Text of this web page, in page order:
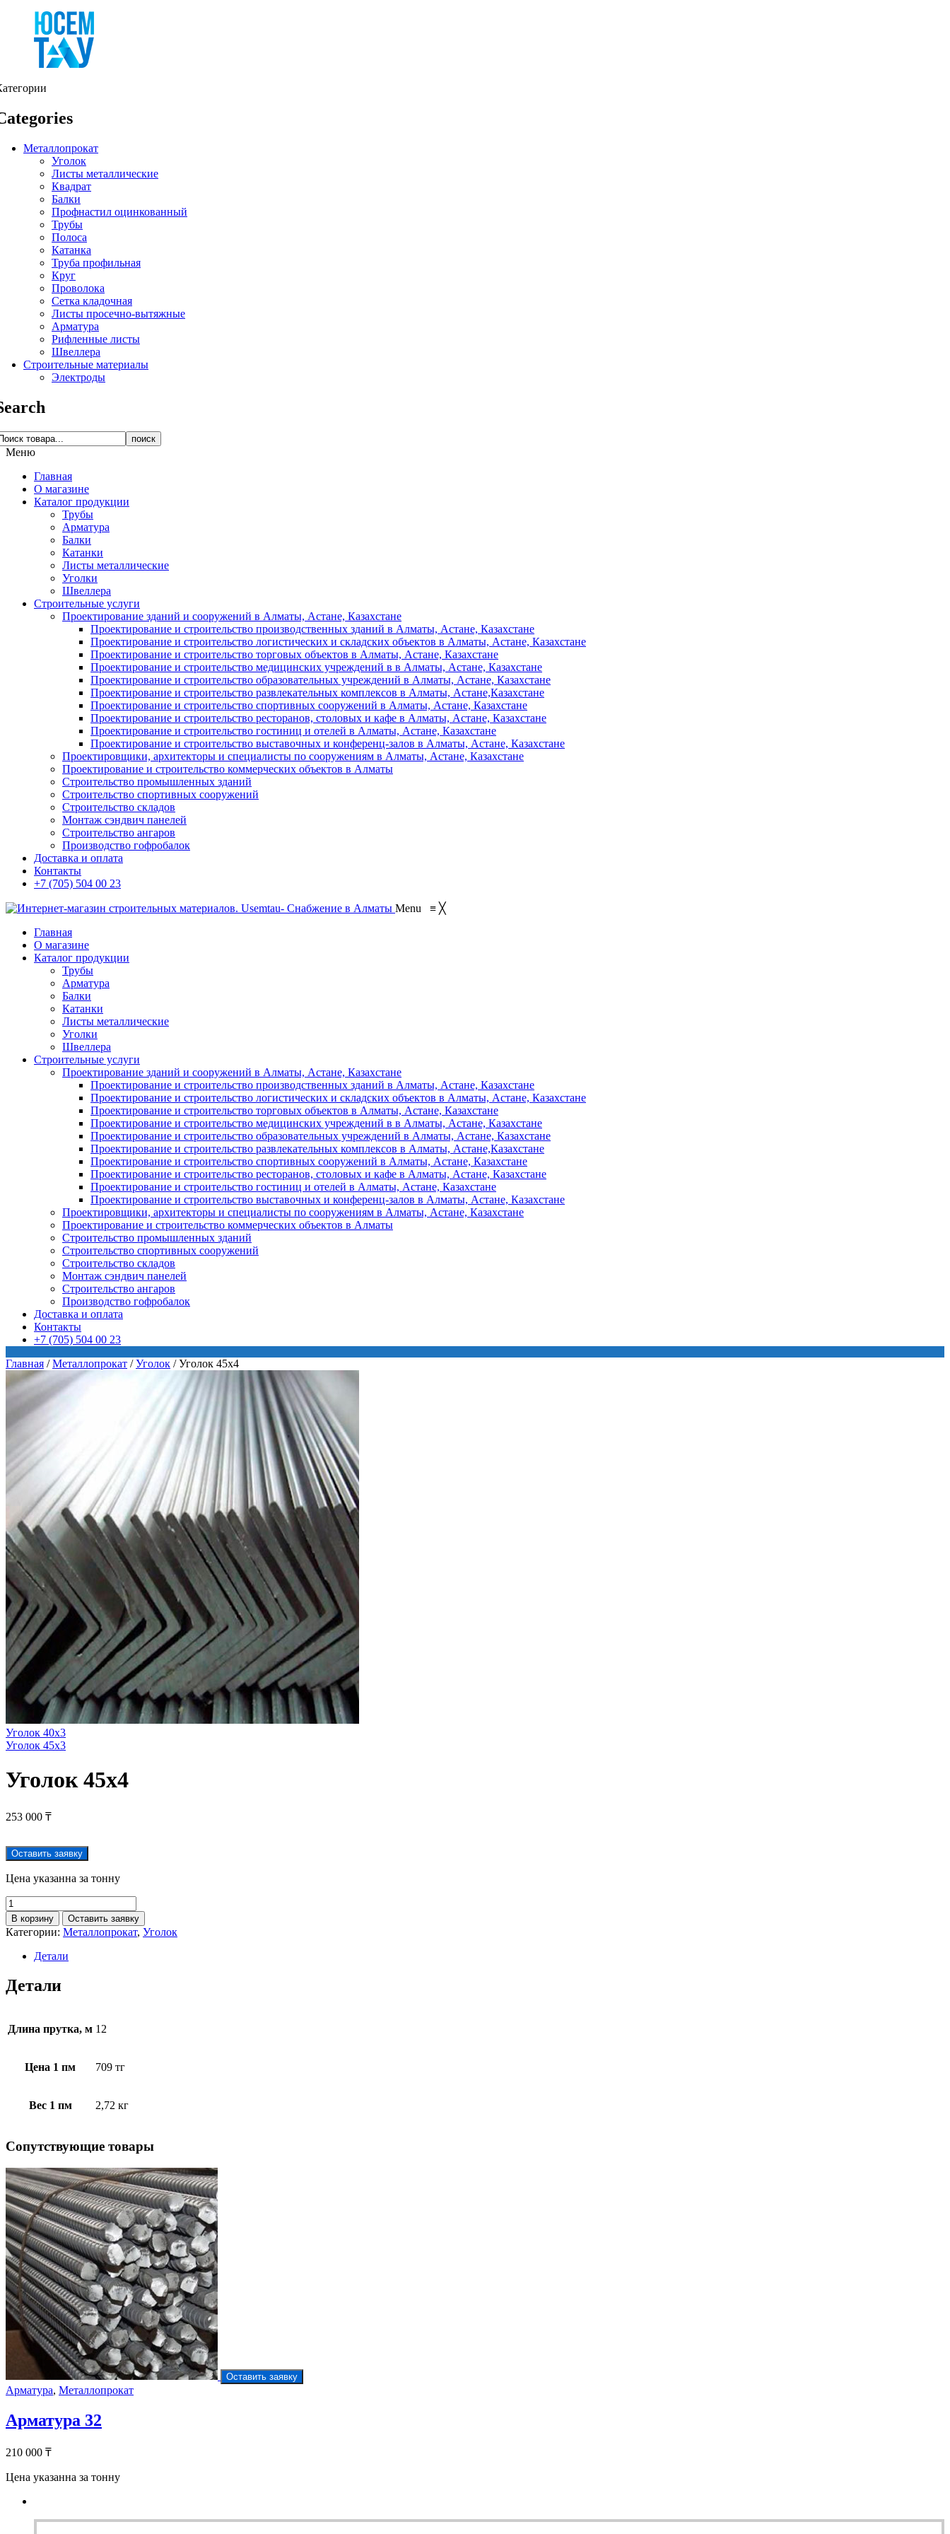
Металлопрокат
Уголок
Листы металлические
Квадрат
Балки
Профнастил оцинкованный
Трубы
Полоса
Катанка
Труба профильная
Круг
Проволока
Сетка кладочная
Листы просечно-вытяжные
Арматура
Рифленные листы
Швеллера
Строительные материалы
Электроды
поиск
Меню
Главная
О магазине
Каталог продукции
Трубы
Арматура
Балки
Катанки
Листы металлические
Уголки
Швеллера
Строительные услуги
Проектирование зданий и сооружений в Алматы, Астане, Казахстане
Проектирование и строительство производственных зданий в Алматы, Астане, Казахстане
Проектирование и строительство логистических и складских объектов в Алматы, Астане, Казахстане
Проектирование и строительство торговых объектов в Алматы, Астане, Казахстане
Проектирование и строительство медицинских учреждений в в Алматы, Астане, Казахстане
Проектирование и строительство образовательных учреждений в Алматы, Астане, Казахстане
Проектирование и строительство развлекательных комплексов в Алматы, Астане,Казахстане
Проектирование и строительство спортивных сооружений в Алматы, Астане, Казахстане
Проектирование и строительство ресторанов, столовых и кафе в Алматы, Астане, Казахстане
Проектирование и строительство гостиниц и отелей в Алматы, Астане, Казахстане
Проектирование и строительство выставочных и конференц-залов в Алматы, Астане, Казахстане
Проектировщики, архитекторы и специалисты по сооружениям в Алматы, Астане, Казахстане
Проектирование и строительство коммерческих объектов в Алматы
Строительство промышленных зданий
Строительство спортивных сооружений
Строительство складов
Монтаж сэндвич панелей
Строительство ангаров
Производство гофробалок
Доставка и оплата
Контакты
+7 (705) 504 00 23
Menu ≡ ╳
Главная
О магазине
Каталог продукции
Трубы
Арматура
Балки
Катанки
Листы металлические
Уголки
Швеллера
Строительные услуги
Проектирование зданий и сооружений в Алматы, Астане, Казахстане
Проектирование и строительство производственных зданий в Алматы, Астане, Казахстане
Проектирование и строительство логистических и складских объектов в Алматы, Астане, Казахстане
Проектирование и строительство торговых объектов в Алматы, Астане, Казахстане
Проектирование и строительство медицинских учреждений в в Алматы, Астане, Казахстане
Проектирование и строительство образовательных учреждений в Алматы, Астане, Казахстане
Проектирование и строительство развлекательных комплексов в Алматы, Астане,Казахстане
Проектирование и строительство спортивных сооружений в Алматы, Астане, Казахстане
Проектирование и строительство ресторанов, столовых и кафе в Алматы, Астане, Казахстане
Проектирование и строительство гостиниц и отелей в Алматы, Астане, Казахстане
Проектирование и строительство выставочных и конференц-залов в Алматы, Астане, Казахстане
Проектировщики, архитекторы и специалисты по сооружениям в Алматы, Астане, Казахстане
Проектирование и строительство коммерческих объектов в Алматы
Строительство промышленных зданий
Строительство спортивных сооружений
Строительство складов
Монтаж сэндвич панелей
Строительство ангаров
Производство гофробалок
Доставка и оплата
Контакты
+7 (705) 504 00 23
Главная / Металлопрокат / Уголок /Уголок 45х4
Уголок 40х3
Уголок 45х3
Уголок 45х4
253 000 ₸
Оставить заявку
Цена указанна за тонну
В корзину Оставить заявку
Категории: Металлопрокат, Уголок
Детали
Детали
Длина прутка, м 12
Цена 1 пм 709 тг
Вес 1 пм 2,72 кг
Cопутствующие товары
Оставить заявку
Арматура, Металлопрокат
Арматура 32
210 000 ₸
Цена указанна за тонну